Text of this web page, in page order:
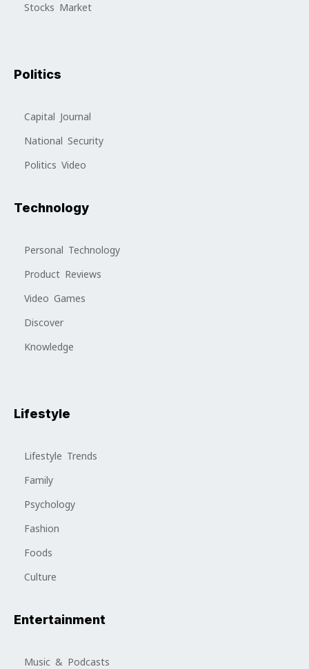
Stocks Market
Politics
Capital Journal
National Security
Politics Video
Technology
Personal Technology
Product Reviews
Video Games
Discover
Knowledge
Lifestyle
Lifestyle Trends
Family
Psychology
Fashion
Foods
Culture
Entertainment
Music & Podcasts